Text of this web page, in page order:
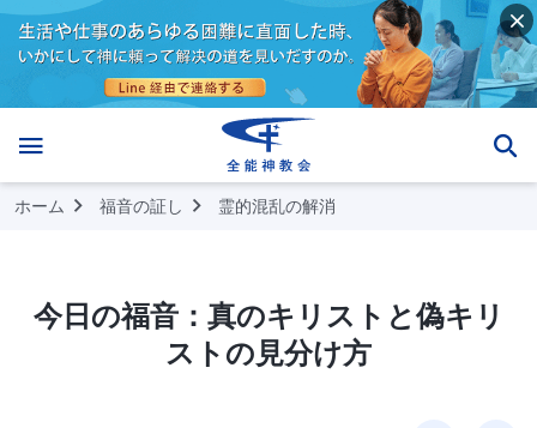
ホーム 福音の証し 霊的混乱の解消
今日の福音：真のキリストと偽キリ
ストの見分け方